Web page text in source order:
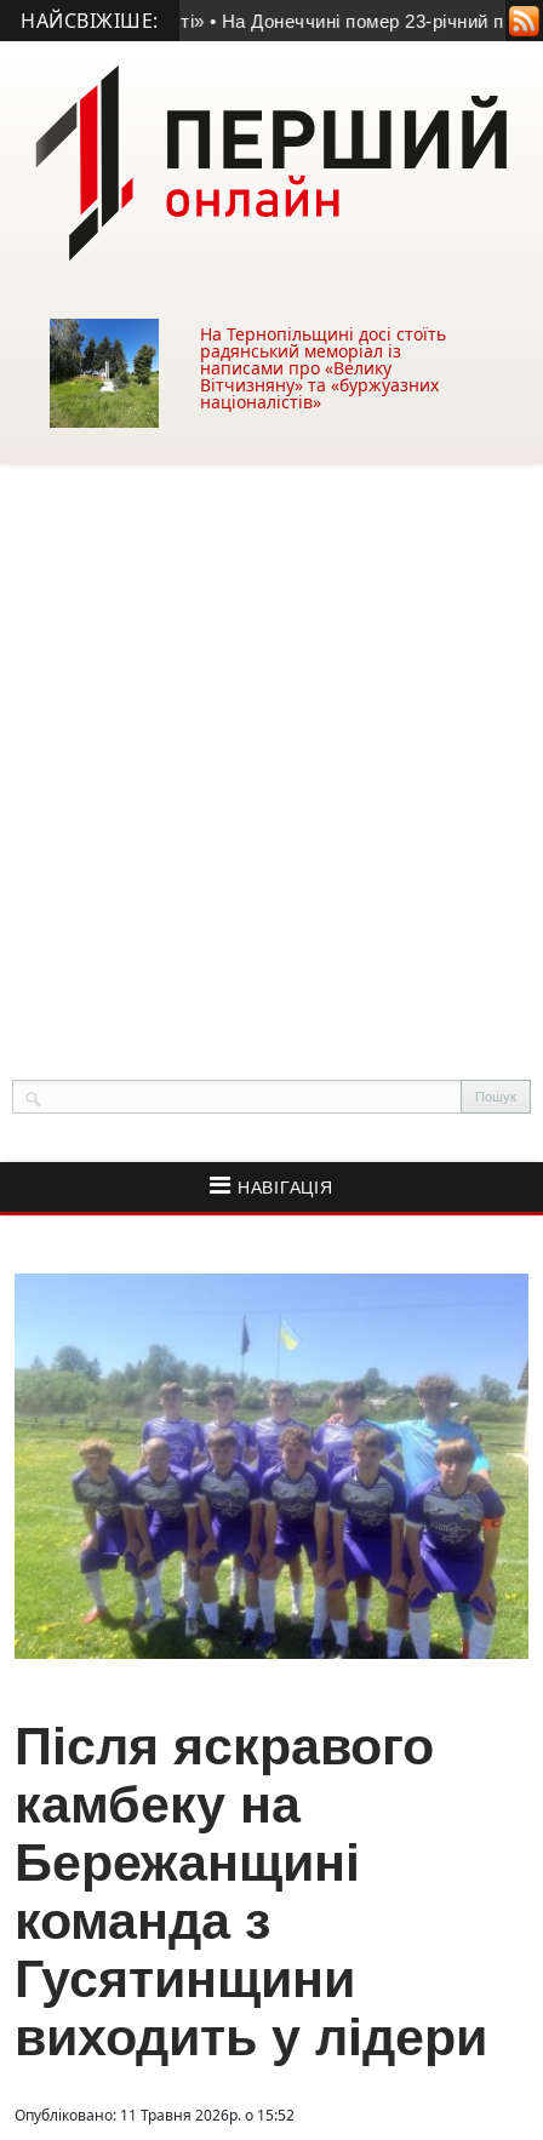
НАЙСВІЖІШЕ:
доблесті» • На Донеччині помер 23-річний прикордонник
На Тернопільщині досі стоїть
радянський меморіал із
написами про «Велику
Вітчизняну» та «буржуазних
націоналістів»
НАВІГАЦІЯ
Після яскравого
камбеку на
Бережанщині
команда з
Гусятинщини
виходить у лідери
Опубліковано: 11 Травня 2026р. о 15:52